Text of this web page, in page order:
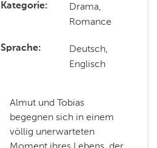
Kategorie
Drama,
Romance
Sprache
Deutsch,
Englisch
Almut und Tobias
begegnen sich in einem
völlig unerwarteten